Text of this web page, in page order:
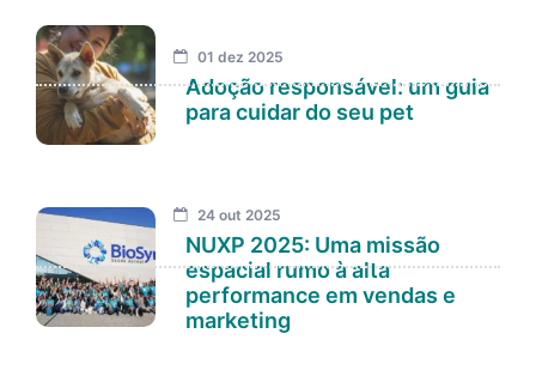
01 dez 2025
Adoção responsável: um guia
para cuidar do seu pet
24 out 2025
NUXP 2025: Uma missão
espacial rumo à alta
performance em vendas e
marketing